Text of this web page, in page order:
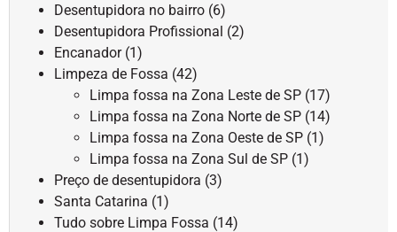
Desentupidora no bairro (6)
Desentupidora Profissional (2)
Encanador(1)
Limpeza de Fossa (42)
Limpa fossa na Zona Leste de SP (17)
Limpa fossa na Zona Norte de SP (14)
Limpa fossa na Zona Oeste de SP (1)
Limpa fossa na Zona Sul de SP (1)
Preço de desentupidora (3)
Santa Catarina (1)
Tudo sobre Limpa Fossa (14)